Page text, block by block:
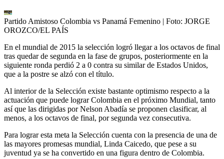
Partido Amistoso Colombia vs Panamá Femenino | Foto: JORGE
OROZCO/EL PAÍS
En el mundial de 2015 la selección logró llegar a los octavos de final
tras quedar de segunda en la fase de grupos, posteriormente en la
siguiente ronda perdió 2 a 0 contra su similar de Estados Unidos,
que a la postre se alzó con el título.
Al interior de la Selección existe bastante optimismo respecto a la
actuación que puede lograr Colombia en el próximo Mundial, tanto
así que las dirigidas por Nelson Abadía se proponen clasificar, al
menos, a los octavos de final, por segunda vez consecutiva.
Para lograr esta meta la Selección cuenta con la presencia de una de
las mayores promesas mundial, Linda Caicedo, que pese a su
juventud ya se ha convertido en una figura dentro de Colombia.